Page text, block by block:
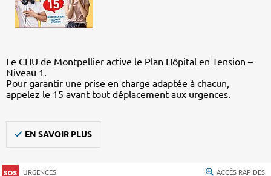
Le CHU de Montpellier active le Plan Hôpital en Tension –
Niveau 1.
Pour garantir une prise en charge adaptée à chacun,
appelez le 15 avant tout déplacement aux urgences.
EN SAVOIR PLUS
URGENCES ACCÈS RAPIDES